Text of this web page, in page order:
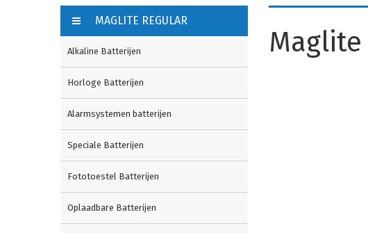
MAGLITE REGULAR
Alkaline Batterijen
Horloge Batterijen
Alarmsystemen batterijen
Speciale Batterijen
Fototoestel Batterijen
Oplaadbare Batterijen